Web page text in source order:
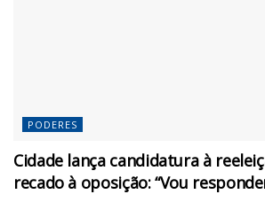
PODERES
Cidade lança candidatura à
recado à oposição: “Vou